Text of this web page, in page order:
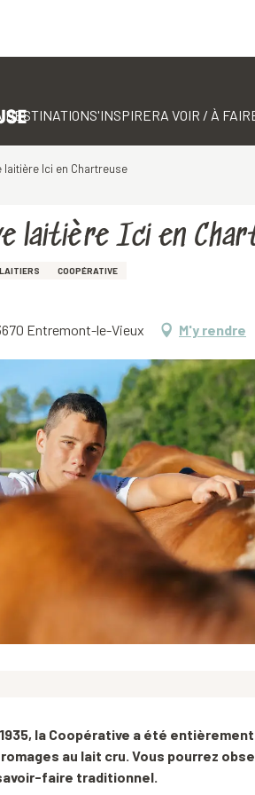
DESTINATIONS'INSPIRERA VOIR / À
laitière Ici en Chartreuse
laitière Ici en
COOPÉRATIVE
Entremont-le-Vieux
M'y rendre
la Coopérative a été
au lait cru. Vous pourrez
faire traditionnel.